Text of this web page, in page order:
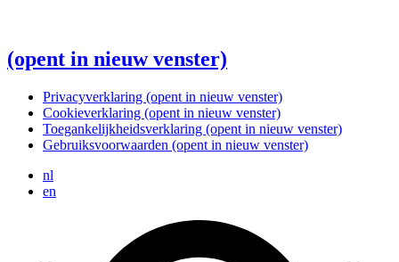
(opent in nieuw venster)
Privacyverklaring (opent in nieuw venster)
Cookieverklaring (opent in nieuw venster)
Toegankelijkheidsverklaring (opent in nieuw venster)
Gebruiksvoorwaarden (opent in nieuw venster)
nl
en